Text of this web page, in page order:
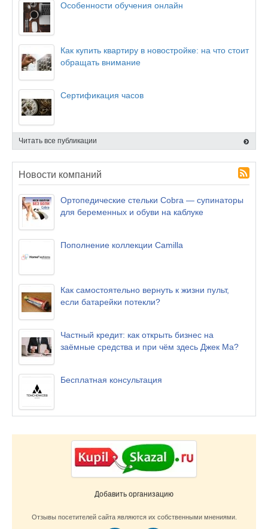
Особенности обучения онлайн
Как купить квартиру в новостройке: на что стоит
обращать внимание
Сертификация часов
Читать все публикации
Новости компаний
Ортопедические стельки Cobra — супинаторы
для беременных и обуви на каблуке
Пополнение коллекции Camilla
Как самостоятельно вернуть к жизни пульт,
если батарейки потекли?
Частный кредит: как открыть бизнес на
заёмные средства и при чём здесь Джек Ма?
Бесплатная консультация
Добавить организацию
Отзывы посетителей сайта являются их собственными мнениями.